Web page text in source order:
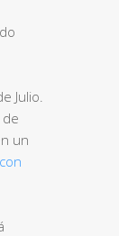
Julio.
un